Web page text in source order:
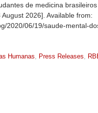
de medicina
August 2026]. Available from:
2020/06/19/saude-mental-
Humanas Press Releases